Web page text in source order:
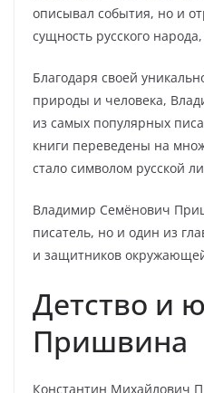
описывал события, но и
сущность русского
Благодаря своей
природы и человека,
из самых популярных
книги переведены на
стало символом русской
Владимир Семёнович
писатель, но и один из
и защитников
Детство и
Пришвина
Константин Михайлович